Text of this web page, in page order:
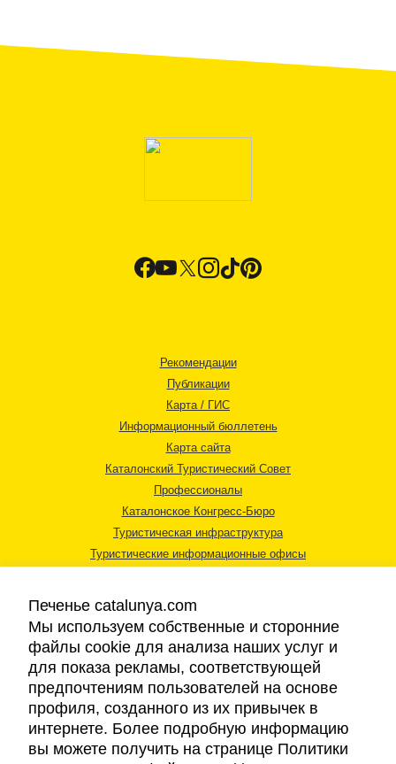
Рекомендации
Публикации
Карта / ГИС
Информационный бюллетень
Карта сайта
Каталонский Туристический Совет
Профессионалы
Каталонское Конгресс-Бюро
Туристическая инфраструктура
Туристические информационные офисы
Правовая информация
Cookies
Доступность
Печенье catalunya.com
Мы используем собственные и сторонние
файлы cookie для анализа наших услуг и
для показа рекламы, соответствующей
предпочтениям пользователей на основе
профиля, созданного из их привычек в
интернете. Более подробную информацию
вы можете получить на странице Политики